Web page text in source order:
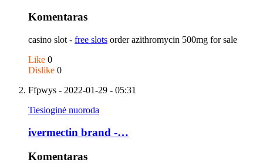
Komentaras
casino slot - free slots order azithromycin 500mg for sale
Like 0
Dislike 0
Ffpwys - 2022-01-29 - 05:31
Tiesioginė nuoroda
ivermectin brand -…
Komentaras